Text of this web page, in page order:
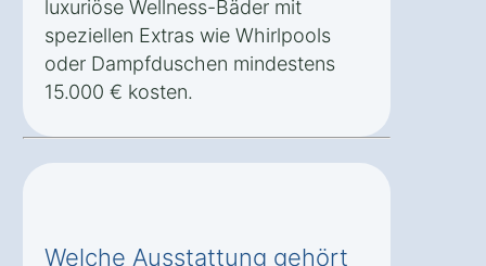
luxuriöse Wellness-Bäder mit
speziellen Extras wie Whirlpools
oder Dampfduschen mindestens
15.000 € kosten.
Welche Ausstattung gehört